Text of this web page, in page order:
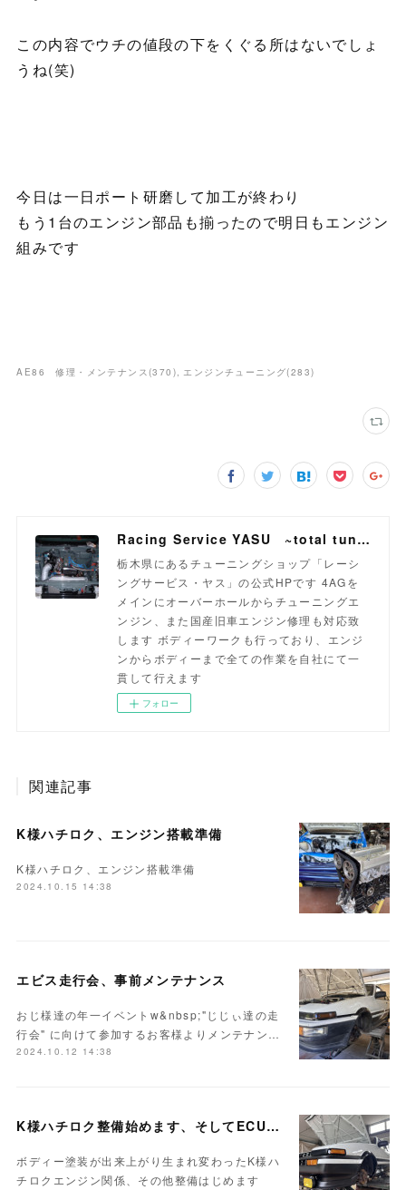
この内容でウチの値段の下をくぐる所はないでしょ
うね(笑)
今日は一日ポート研磨して加工が終わり
もう1台のエンジン部品も揃ったので明日もエンジン
組みです
AE86 修理・メンテナンス(370 ) エンジンチューニング(283)
Racing Service YASU ~total tuning proshop~
栃木県にあるチューニングショップ「レーシ
ングサービス・ヤス」の公式HPです 4AGを
メインにオーバーホールからチューニングエ
ンジン、また国産旧車エンジン修理も対応致
します ボディーワークも行っており、エンジ
ンからボディーまで全ての作業を自社にて一
貫して行えます
フォロー
関連記事
K様ハチロク、エンジン搭載準備
K様ハチロク、エンジン搭載準備
2024.10.15 14:38
エビス走行会、事前メンテナンス
おじ様達の年一イベントw&nbsp;"じじぃ達の走
行会" に向けて参加するお客様よりメンテナン…
2024.10.12 14:38
K様ハチロク整備始めます、そしてECUセッティング
ボディー塗装が出来上がり生まれ変わったK様ハ
チロクエンジン関係、その他整備はじめます